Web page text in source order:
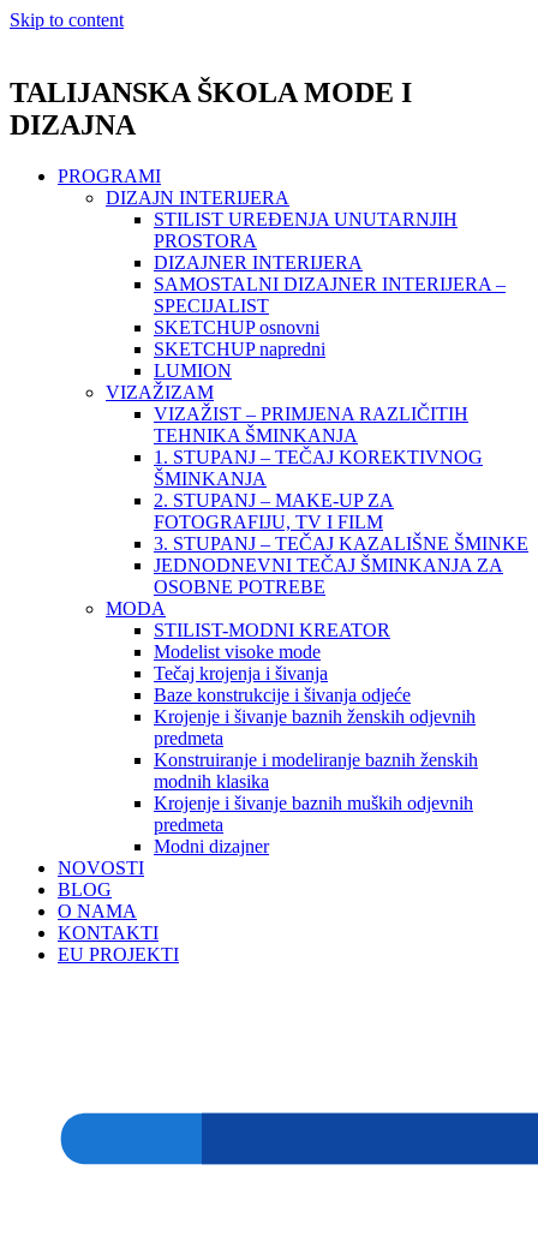
Skip to content
TALIJANSKA ŠKOLA MODE I
DIZAJNA
PROGRAMI
DIZAJN INTERIJERA
STILIST UREĐENJA UNUTARNJIH
PROSTORA
DIZAJNER INTERIJERA
SAMOSTALNI DIZAJNER INTERIJERA –
SPECIJALIST
SKETCHUP osnovni
SKETCHUP napredni
LUMION
VIZAŽIZAM
VIZAŽIST – PRIMJENA RAZLIČITIH
TEHNIKA ŠMINKANJA
1. STUPANJ – TEČAJ KOREKTIVNOG
ŠMINKANJA
2. STUPANJ – MAKE-UP ZA
FOTOGRAFIJU, TV I FILM
3. STUPANJ – TEČAJ KAZALIŠNE ŠMINKE
JEDNODNEVNI TEČAJ ŠMINKANJA ZA
OSOBNE POTREBE
MODA
STILIST-MODNI KREATOR
Modelist visoke mode
Tečaj krojenja i šivanja
Baze konstrukcije i šivanja odjeće
Krojenje i šivanje baznih ženskih odjevnih
predmeta
Konstruiranje i modeliranje baznih ženskih
modnih klasika
Krojenje i šivanje baznih muških odjevnih
predmeta
Modni dizajner
NOVOSTI
BLOG
O NAMA
KONTAKTI
EU PROJEKTI